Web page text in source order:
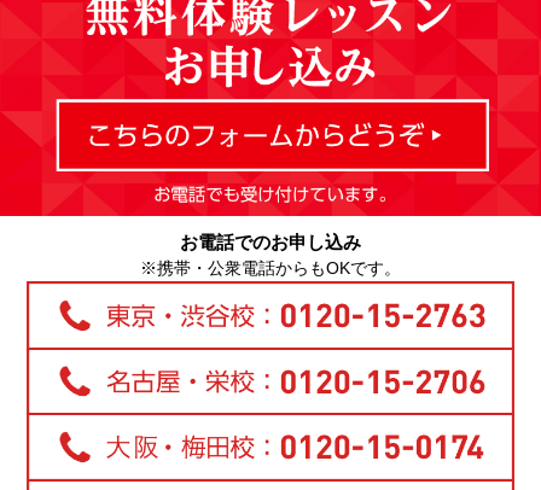
お電話でのお申し込み
※携帯・公衆電話からもOKです。